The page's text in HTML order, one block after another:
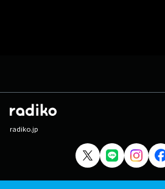
radiko.jp